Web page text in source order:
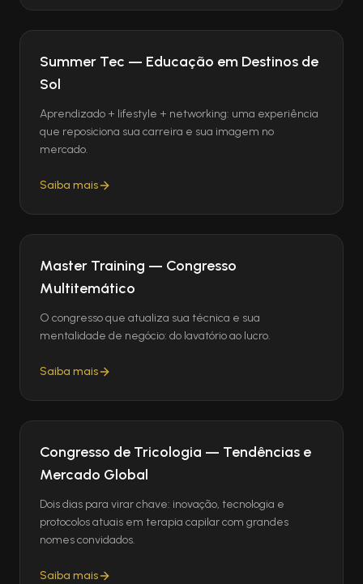
Summer Tec — Educação em Destinos de
Sol
Aprendizado + lifestyle + networking: uma experiência
que reposiciona sua carreira e sua imagem no
mercado.
Saiba mais
Master Training — Congresso
Multitemático
O congresso que atualiza sua técnica e sua
mentalidade de negócio: do lavatório ao lucro.
Saiba mais
Congresso de Tricologia — Tendências e
Mercado Global
Dois dias para virar chave: inovação, tecnologia e
protocolos atuais em terapia capilar com grandes
nomes convidados.
Saiba mais